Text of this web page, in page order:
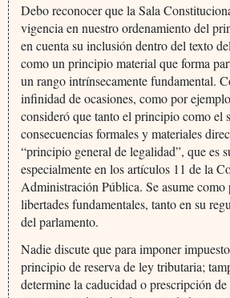
Debo reconocer que la Sala
vigencia en nuestro ordenamiento del
en cuenta su inclusión dentro del texto
como un principio material que forma
un rango intrínsecamente fundamental.
infinidad de ocasiones, como por
consideró que tanto el principio como el
consecuencias formales y materiales
“principio general de legalidad”, que es
especialmente en los artículos 11 de la
Administración Pública. Se asume
libertades fundamentales, tanto en su
del parlamento.
Nadie discute que para imponer
principio de reserva de ley tributaria;
determine la caducidad o prescripción